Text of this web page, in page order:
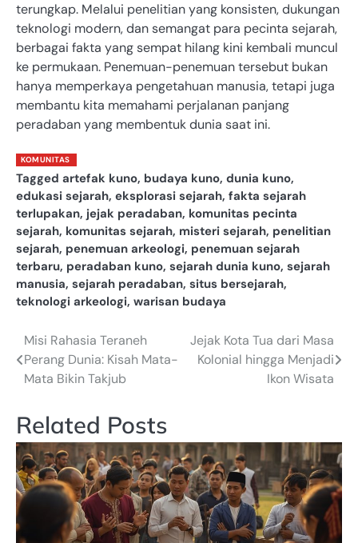
terungkap. Melalui penelitian yang konsisten, dukungan
teknologi modern, dan semangat para pecinta sejarah,
berbagai fakta yang sempat hilang kini kembali muncul
ke permukaan. Penemuan-penemuan tersebut bukan
hanya memperkaya pengetahuan manusia, tetapi juga
membantu kita memahami perjalanan panjang
peradaban yang membentuk dunia saat ini.
KOMUNITAS
Tagged artefak kuno, budaya kuno, dunia kuno,
edukasi sejarah, eksplorasi sejarah, fakta sejarah
terlupakan, jejak peradaban, komunitas pecinta
sejarah, komunitas sejarah, misteri sejarah, penelitian
sejarah, penemuan arkeologi, penemuan sejarah
terbaru, peradaban kuno, sejarah dunia kuno, sejarah
manusia, sejarah peradaban, situs bersejarah,
teknologi arkeologi, warisan budaya
Post
navigation
Misi Rahasia Teraneh
Perang Dunia: Kisah Mata-
Mata Bikin Takjub
Jejak Kota Tua dari Masa
Kolonial hingga Menjadi
Ikon Wisata
Related Posts